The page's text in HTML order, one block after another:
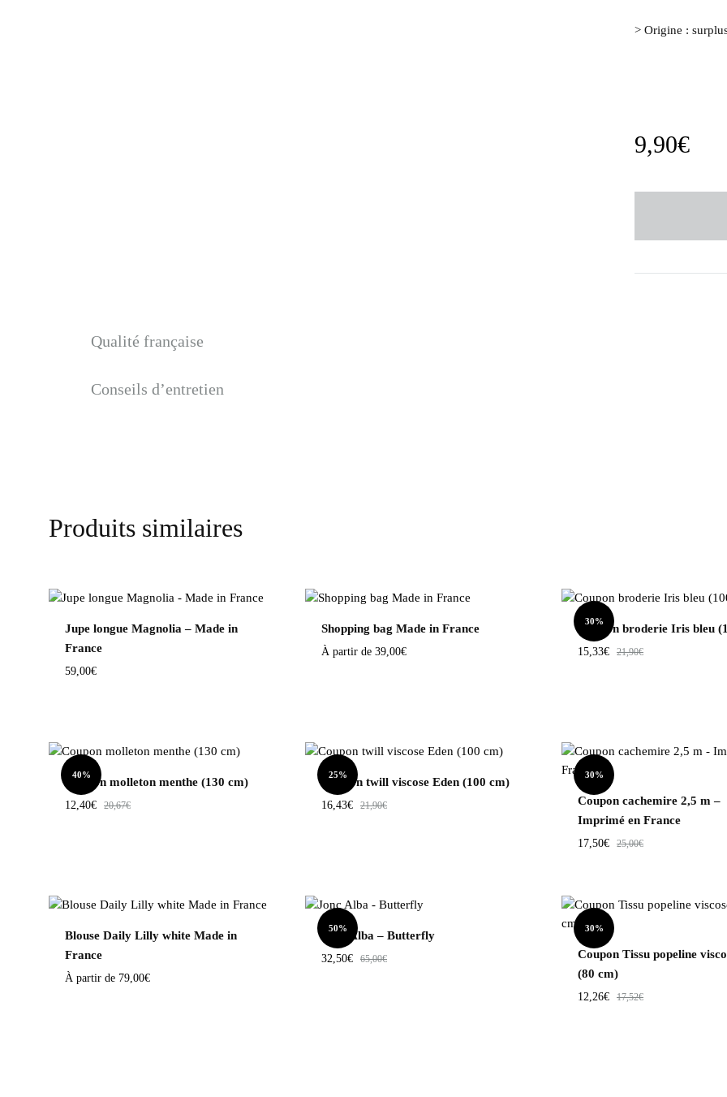
> Origine :
9,90€
Qualité française
Conseils d’entretien
Produits similaires
Jupe longue Magnolia – Made in
France
59,00€
Shopping bag Made in France
À partir de 39,00€
30%
Coupon broderie Iris bleu
15,33€ 21,90€
40%
Coupon molleton menthe (130 cm)
12,40€ 20,67€
25%
Coupon twill viscose Eden (100 cm)
16,43€ 21,90€
30%
Coupon cachemire 2,5 m –
Imprimé en France
17,50€ 25,00€
Blouse Daily Lilly white Made in
France
À partir de 79,00€
50%
Jonc Alba – Butterfly
32,50€ 65,00€
30%
Coupon Tissu popeline
(80 cm)
12,26€ 17,52€